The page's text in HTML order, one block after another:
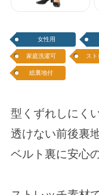
女性用
家庭洗濯可 ス
総裏地付
型くずれしにく
透けない前後裏
ベルト裏に安心